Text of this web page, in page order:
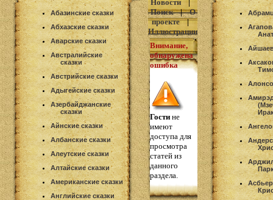
Абазинские сказки
Абхазские сказки
Аварские сказки
Австралийские
сказки
Австрийские сказки
Адыгейские сказки
Азербайджанские
сказки
Айнские сказки
Албанские сказки
Алеутские сказки
Алтайские сказки
Американские сказки
Английские сказки
Новости|
Поиск|О
проекте|
Иллюстрации
Внимание,
обнаружена
ошибка
Гости не
имеют
доступа для
просмотра
статей из
данного
раздела.